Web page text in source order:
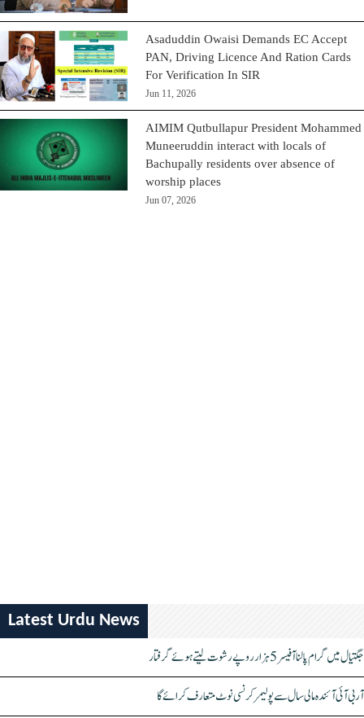
Asaduddin Owaisi Demands EC Accept
PAN, Driving Licence And Ration Cards
For Verification In SIR
Jun 11, 2026
AIMIM Qutbullapur President Mohammed
Muneeruddin interact with locals of
Bachupally residents over absence of
worship places
Jun 07, 2026
Latest Urdu News
جگتیال میں گرام پالنا آفیسر 5 ہزار روپے رشوت لیتے ہوئے گرفتار
آر بی آئی آئندہ مالی سال سے پولیمر کرنسی نوٹ متعارف کرائے گا